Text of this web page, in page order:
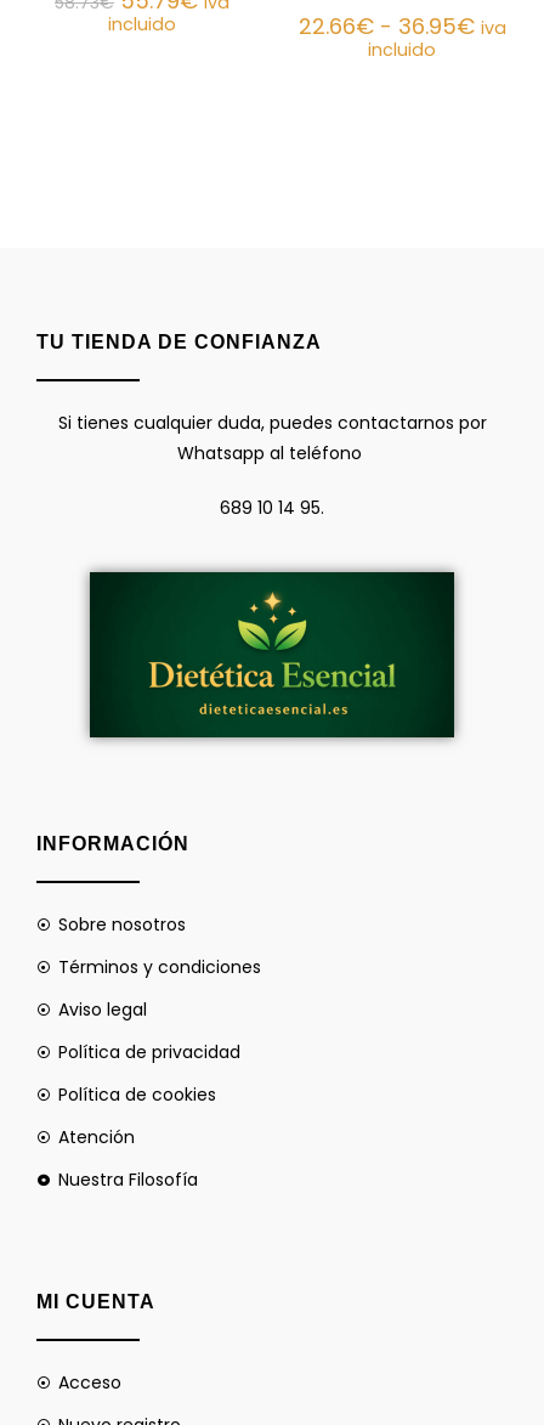
incluido
22.66€ - 36.95€ iva
incluido
TU TIENDA DE CONFIANZA
Si tienes cualquier duda, puedes contactarnos por
Whatsapp al teléfono
689 10 14 95.
INFORMACIÓN
Sobre nosotros
Términos y condiciones
Aviso legal
Política de privacidad
Política de cookies
Atención
Nuestra Filosofía
MI CUENTA
Acceso